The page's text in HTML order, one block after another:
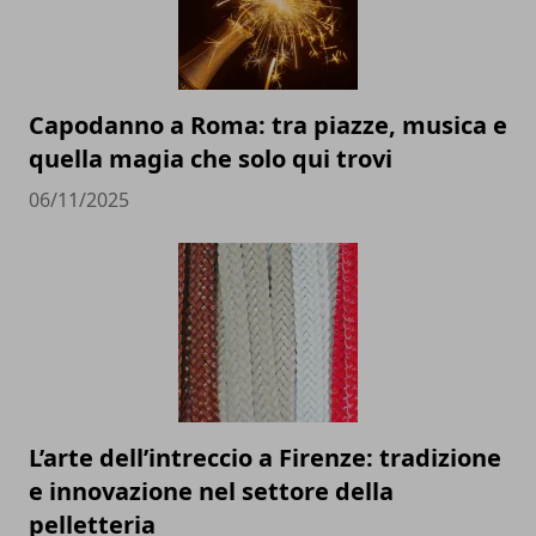
Capodanno a Roma: tra piazze, musica e
quella magia che solo qui trovi
06/11/2025
L’arte dell’intreccio a Firenze: tradizione
e innovazione nel settore della
pelletteria